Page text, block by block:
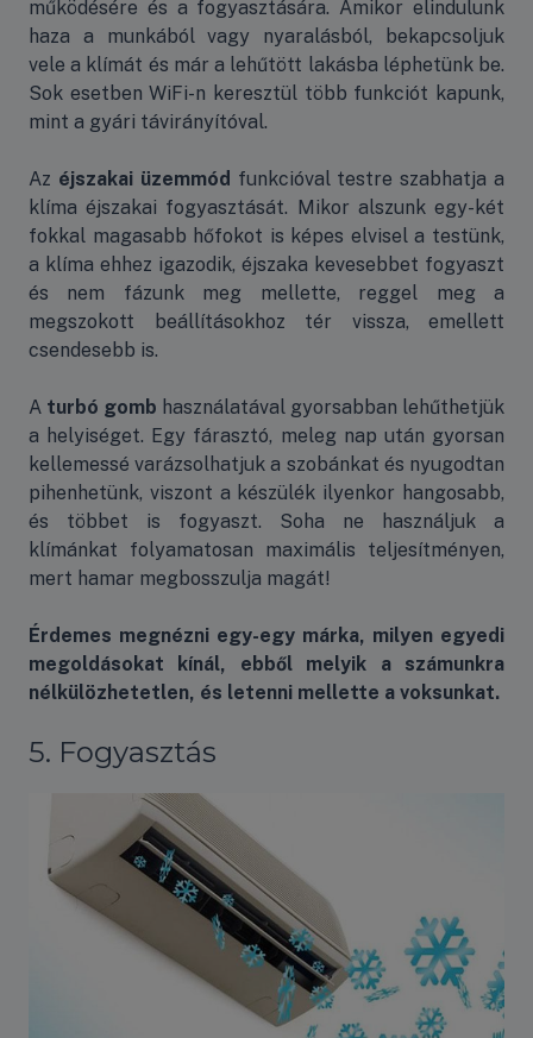
működésére és a fogyasztására. Amikor elindulunk
haza a munkából vagy nyaralásból, bekapcsoljuk
vele a klímát és már a lehűtött lakásba léphetünk be.
Sok esetben WiFi-n keresztül több funkciót kapunk,
mint a gyári távirányítóval.
Az éjszakai üzemmód funkcióval testre szabhatja a
klíma éjszakai fogyasztását. Mikor alszunk egy-két
fokkal magasabb hőfokot is képes elvisel a testünk,
a klíma ehhez igazodik, éjszaka kevesebbet fogyaszt
és nem fázunk meg mellette, reggel meg a
megszokott beállításokhoz tér vissza, emellett
csendesebb is.
A turbó gomb használatával gyorsabban lehűthetjük
a helyiséget. Egy fárasztó, meleg nap után gyorsan
kellemessé varázsolhatjuk a szobánkat és nyugodtan
pihenhetünk, viszont a készülék ilyenkor hangosabb,
és többet is fogyaszt. Soha ne használjuk a
klímánkat folyamatosan maximális teljesítményen,
mert hamar megbosszulja magát!
Érdemes megnézni egy-egy márka, milyen egyedi
megoldásokat kínál, ebből melyik a számunkra
nélkülözhetetlen, és letenni mellette a voksunkat.
5. Fogyasztás